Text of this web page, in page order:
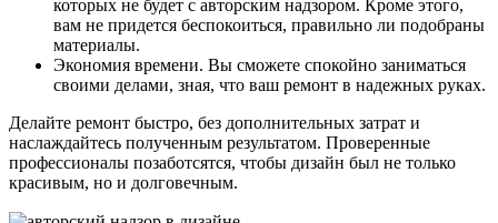
которых не будет с авторским надзором. Кроме этого,
вам не придется беспокоиться, правильно ли подобраны
материалы.
Экономия времени. Вы сможете спокойно заниматься
своими делами, зная, что ваш ремонт в надежных руках.
Делайте ремонт быстро, без дополнительных затрат и
наслаждайтесь полученным результатом. Проверенные
профессионалы позаботсятся, чтобы дизайн был не только
красивым, но и долговечным.